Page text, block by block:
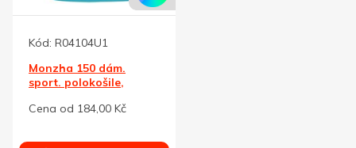
Kód: R04104U1
Monzha 150 dám.
sport. polokošile,
Cena od 184,00 Kč